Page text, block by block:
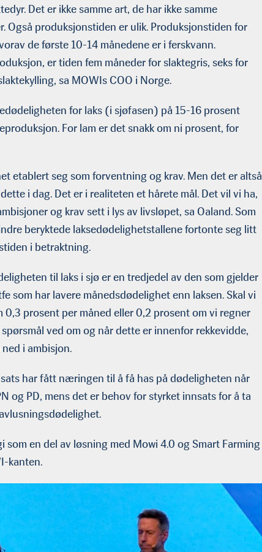
Det er ikke samme art, de har ikke samme
Også produksjonstiden er ulik. Produksjonstiden for
de første 10-14 månedene er i ferskvann.
er tiden fem måneder for slaktegris, seks for
sa MOWIs COO i Norge.
for laks (i sjøfasen) på 15-16 prosent
For lam er det snakk om ni prosent, for
etablert seg som forventning og krav. Men det er altså
i dag. Det er i realiteten et hårete mål. Det vil vi ha,
og krav sett i lys av livsløpet, sa Oaland. Som
beryktede laksedødelighetstallene fortonte seg litt
i betraktning.
til laks i sjø er en tredjedel av den som gjelder
som har lavere månedsdødelighet enn laksen. Skal vi
0,3 prosent per måned eller 0,2 prosent om vi regner
ved om og når dette er innenfor rekkevidde,
i ambisjon.
har fått næringen til å få has på dødeligheten når
og PD, mens det er behov for styrket innsats for å ta
en del av løsning med Mowi 4.0 og Smart Farming
kanten.